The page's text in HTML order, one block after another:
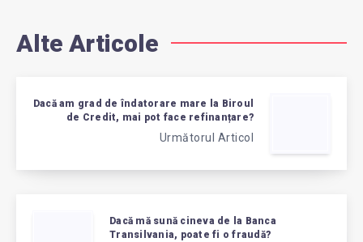
Alte Articole
Dacă am grad de îndatorare mare la Biroul
de Credit, mai pot face refinanțare?
Următorul Articol
Dacă mă sună cineva de la Banca
Transilvania, poate fi o fraudă?